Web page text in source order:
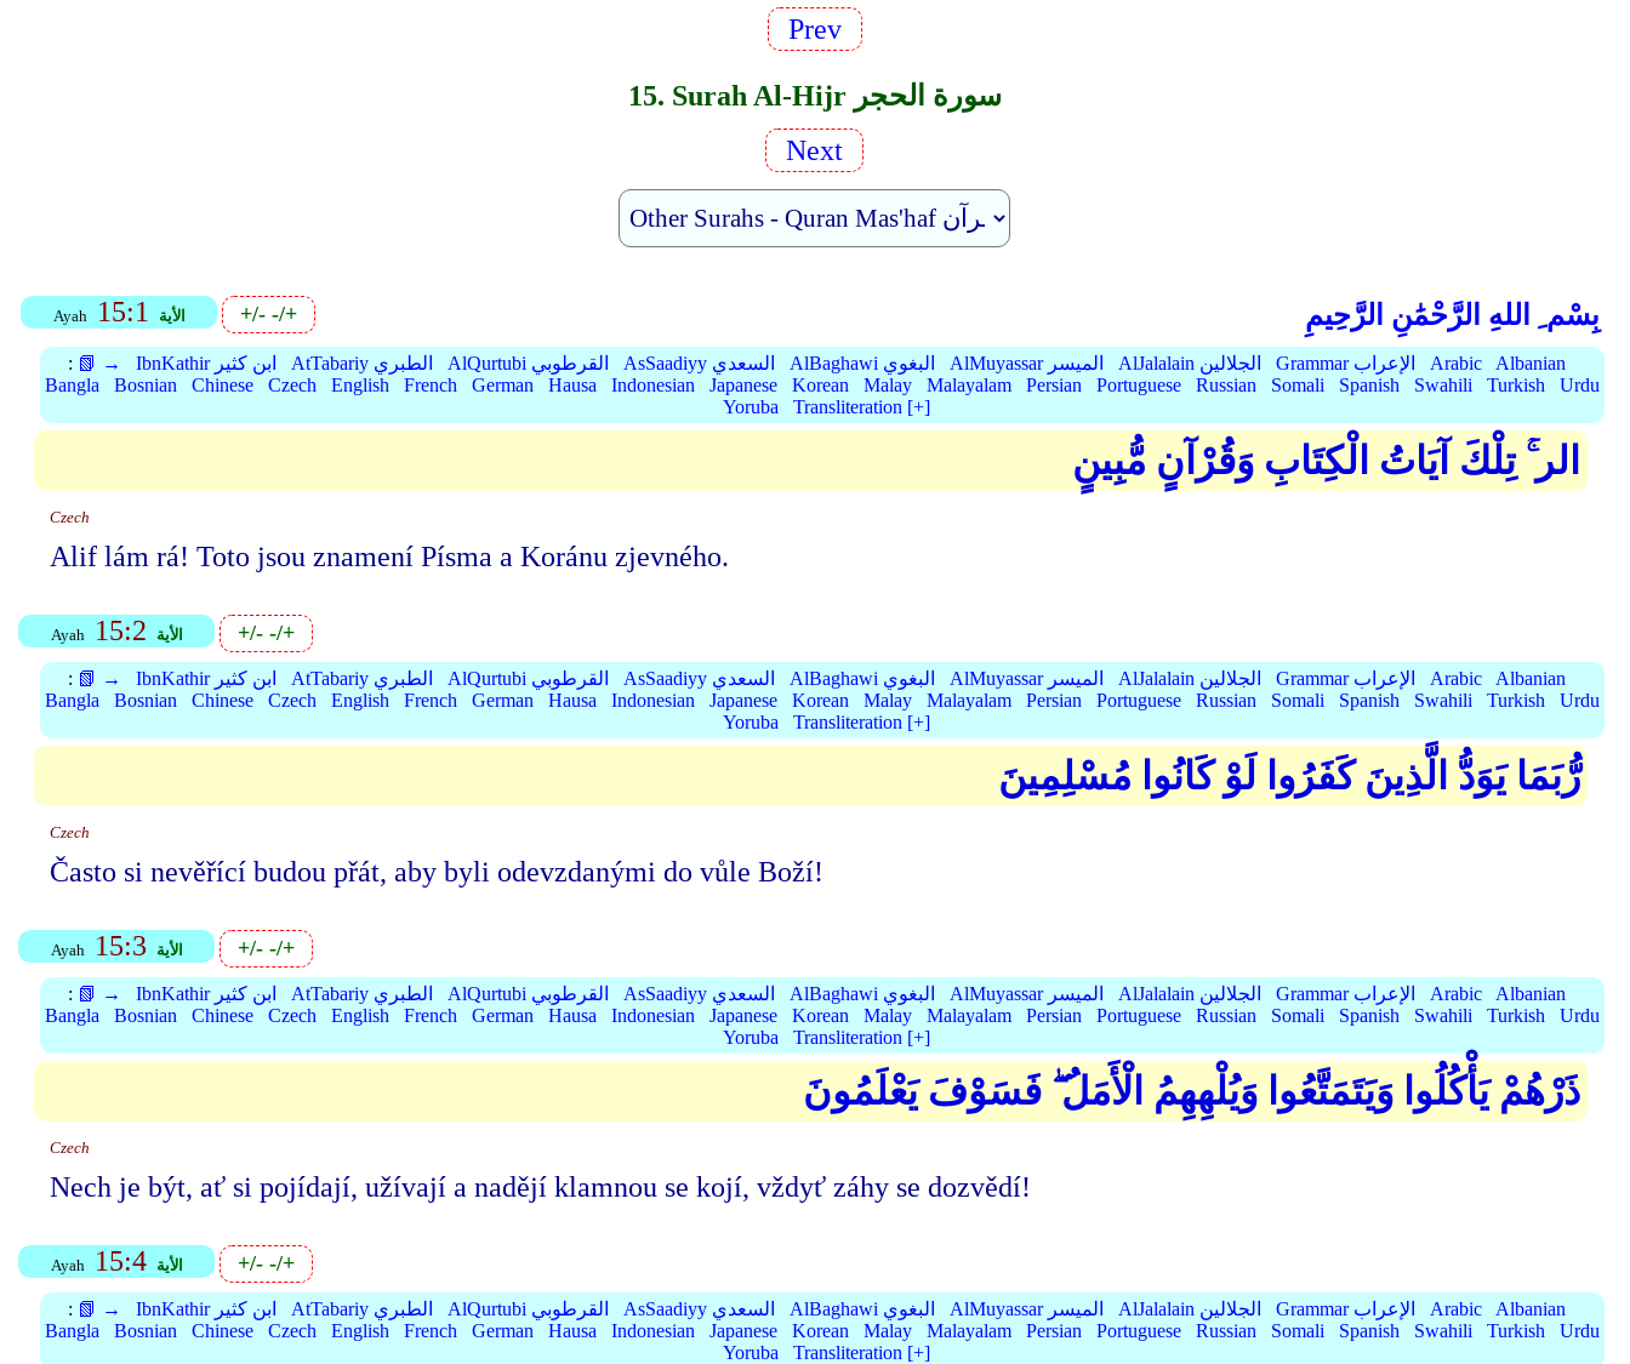
Prev
15. Surah Al-Hijr سورة الحجر
Next
Ayah 15:1 الأية +/--/+ بِسْم ِ اللهِ الرَّحْمَٰنِ الرَّحِيمِ
: 📗 → IbnKathir ابن كثير AtTabariy الطبري AlQurtubi القرطوبي AsSaadiyy السعدي AlBaghawi البغوي AlMuyassar الميسر AlJalalain الجلالين Grammar الإعراب Arabic
Albanian
Bangla
Bosnian Chinese Czech English French German Hausa Indonesian Japanese Korean Malay Malayalam Persian Portuguese Russian Somali Spanish Swahili Turkish
Urdu
Yoruba
Transliteration [+]
الر ۚ تِلْكَ آيَاتُ الْكِتَابِ وَقُرْآنٍ مُّبِينٍ
Czech
Alif lám rá! Toto jsou znamení Písma a Koránu zjevného.
Ayah 15:2 الأية +/--/+
: 📗 → IbnKathir ابن كثير AtTabariy الطبري AlQurtubi القرطوبي AsSaadiyy السعدي AlBaghawi البغوي AlMuyassar الميسر AlJalalain الجلالين Grammar الإعراب Arabic
Albanian
Bangla
Bosnian Chinese Czech English French German Hausa Indonesian Japanese Korean Malay Malayalam Persian Portuguese Russian Somali Spanish Swahili Turkish
Urdu
Yoruba
Transliteration [+]
رُّبَمَا يَوَدُّ الَّذِينَ كَفَرُوا لَوْ كَانُوا مُسْلِمِينَ
Czech
Často si nevěřící budou přát, aby byli odevzdanými do vůle Boží!
Ayah 15:3 الأية +/--/+
: 📗 → IbnKathir ابن كثير AtTabariy الطبري AlQurtubi القرطوبي AsSaadiyy السعدي AlBaghawi البغوي AlMuyassar الميسر AlJalalain الجلالين Grammar الإعراب Arabic
Albanian
Bangla
Bosnian Chinese Czech English French German Hausa Indonesian Japanese Korean Malay Malayalam Persian Portuguese Russian Somali Spanish Swahili Turkish
Urdu
Yoruba
Transliteration [+]
ذَرْهُمْ يَأْكُلُوا وَيَتَمَتَّعُوا وَيُلْهِهِمُ الْأَمَلُ ۖ فَسَوْفَ يَعْلَمُونَ
Czech
Nech je být, ať si pojídají, užívají a nadějí klamnou se kojí, vždyť záhy se dozvědí!
Ayah 15:4 الأية +/--/+
: 📗 → IbnKathir ابن كثير AtTabariy الطبري AlQurtubi القرطوبي AsSaadiyy السعدي AlBaghawi البغوي AlMuyassar الميسر AlJalalain الجلالين Grammar الإعراب Arabic
Albanian
Bangla
Bosnian Chinese Czech English French German Hausa Indonesian Japanese Korean Malay Malayalam Persian Portuguese Russian Somali Spanish Swahili Turkish
Urdu
Yoruba
Transliteration [+]